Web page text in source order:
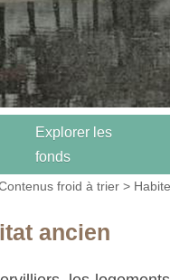
Explorer les
fonds
froid à trier >
ancien